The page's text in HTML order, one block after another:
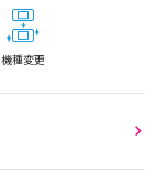
機種変更